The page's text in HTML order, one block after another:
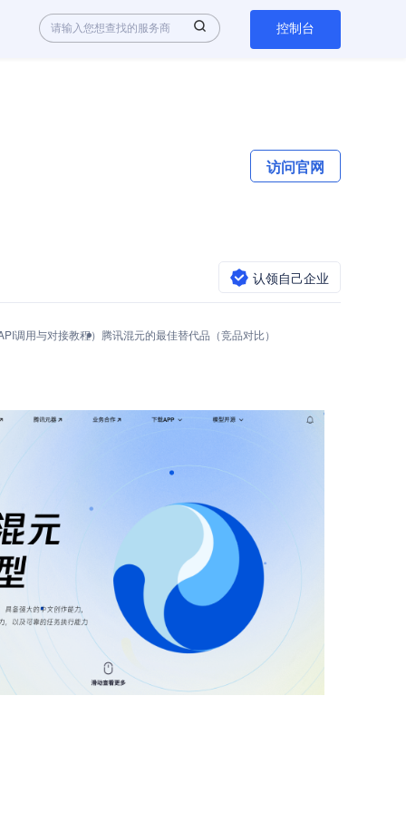
控制台
访问官网
认领自己企业
调用与对接教程） 腾讯混元的最佳替代品（竞品对比）